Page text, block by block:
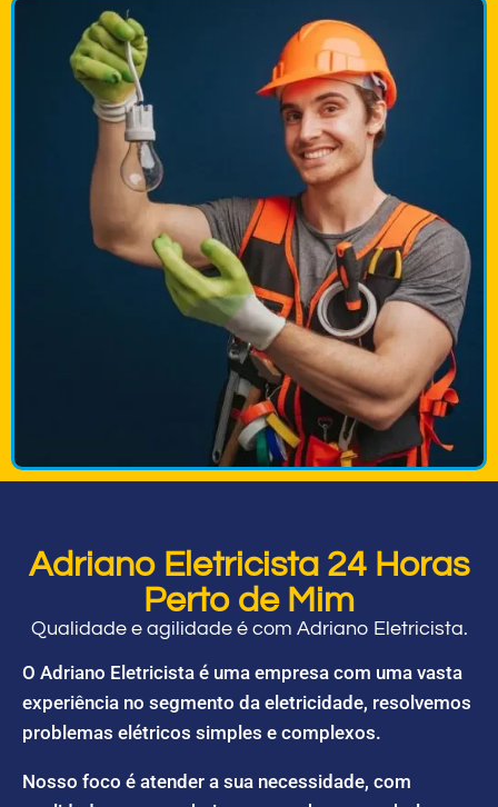
Adriano Eletricista 24 Horas
Perto de Mim
Qualidade e agilidade é com Adriano Eletricista.
O Adriano Eletricista é uma empresa com uma vasta
experiência no segmento da eletricidade, resolvemos
problemas elétricos simples e complexos.
Nosso foco é atender a sua necessidade, com